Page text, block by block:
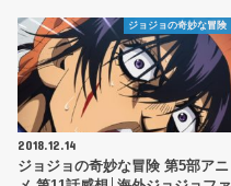
ジョジョの奇妙な冒険
2018.12.14
ジョジョの奇妙な冒険 第5部アニ